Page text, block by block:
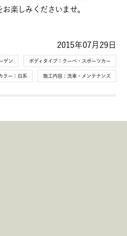
楽しみくださいませ。
2015年07月29日
ゲン ボディタイプ： クーペ・スポーツカー
ラー： 白系 施工内容： 洗車・メンテナンス